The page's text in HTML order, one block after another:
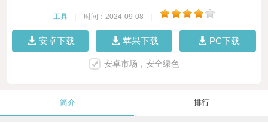
工具 时间：2024-09-08
安卓下载 苹果下载 PC下载
安卓市场，安全绿色
简介 排行